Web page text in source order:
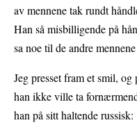
av mennene tak rundt
Han så misbilligende på
sa noe til de andre
Jeg presset fram et smil,
han ikke ville ta
han på sitt haltende russisk: